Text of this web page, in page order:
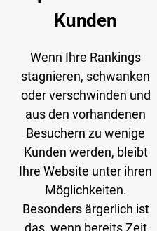
Kunden
Wenn Ihre Rankings
stagnieren, schwanken
oder verschwinden und
aus den vorhandenen
Besuchern zu wenige
Kunden werden, bleibt
Ihre Website unter ihren
Möglichkeiten.
Besonders ärgerlich ist
das, wenn bereits Zeit